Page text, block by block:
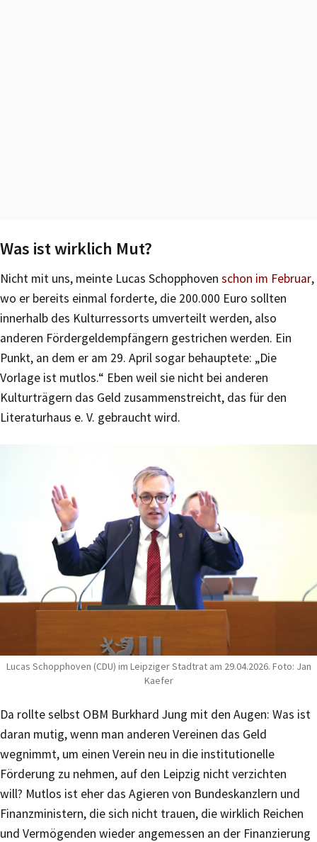
Was ist wirklich Mut?
Nicht mit uns, meinte Lucas Schopphoven schon im Februar,
wo er bereits einmal forderte, die 200.000 Euro sollten
innerhalb des Kulturressorts umverteilt werden, also
anderen Fördergeldempfängern gestrichen werden. Ein
Punkt, an dem er am 29. April sogar behauptete: „Die
Vorlage ist mutlos.“ Eben weil sie nicht bei anderen
Kulturträgern das Geld zusammenstreicht, das für den
Literaturhaus e. V. gebraucht wird.
Lucas Schopphoven (CDU) im Leipziger Stadtrat am 29.04.2026. Foto: Jan
Kaefer
Da rollte selbst OBM Burkhard Jung mit den Augen: Was ist
daran mutig, wenn man anderen Vereinen das Geld
wegnimmt, um einen Verein neu in die institutionelle
Förderung zu nehmen, auf den Leipzig nicht verzichten
will? Mutlos ist eher das Agieren von Bundeskanzlern und
Finanzministern, die sich nicht trauen, die wirklich Reichen
und Vermögenden wieder angemessen an der Finanzierung